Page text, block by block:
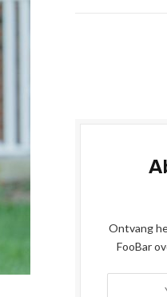
Ontvang
FooBar